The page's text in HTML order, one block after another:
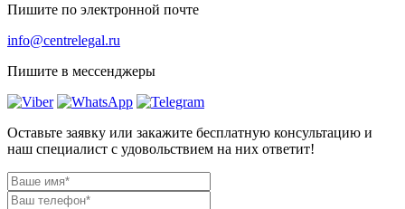
Пишите по электронной почте
info@centrelegal.ru
Пишите в мессенджеры
Оставьте заявку или закажите бесплатную консультацию и
наш специалист с удовольствием на них ответит!